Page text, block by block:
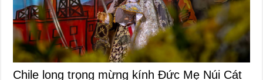
Chile long trọng mừng kính Đức Mẹ Núi Cát